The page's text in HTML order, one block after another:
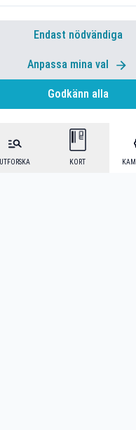
UTFORSKA KORT
Endast nödvändiga
Anpassa mina val
Godkänn alla